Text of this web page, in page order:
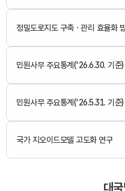
정밀도로지도 구축ㆍ관리 효율화
민원사무 주요통계('26.6.30. 기준)
민원사무 주요통계('26.5.31. 기준)
국가 지오이드모델 고도화 연구
대